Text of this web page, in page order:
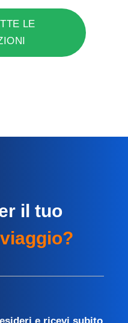
LE
il tuo
viaggio?